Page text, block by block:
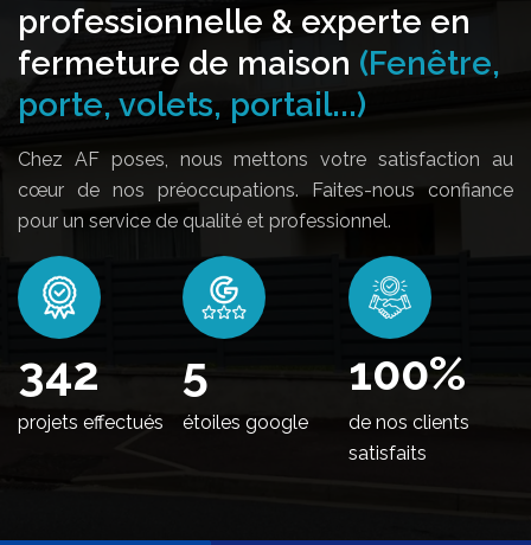
professionnelle & experte en
fermeture de maison (Fenêtre,
porte, volets, portail...)
Chez AF poses, nous mettons votre satisfaction au
cœur de nos préoccupations. Faites-nous confiance
pour un service de qualité et professionnel.
408
projets effectués
5
étoiles google
100%
de nos clients
satisfaits